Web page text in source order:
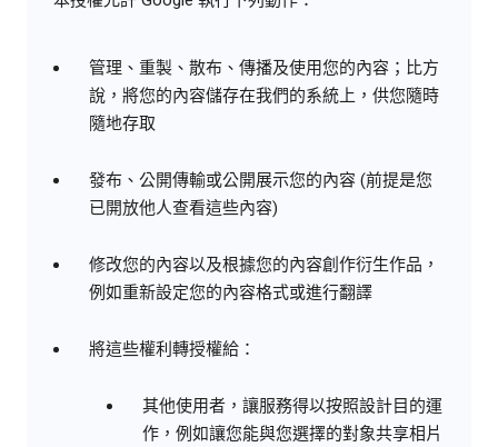
管理、重製、散布、傳播及使用您的內容；比方
說，將您的內容儲存在我們的系統上，供您隨時
隨地存取
發布、公開傳輸或公開展示您的內容 (前提是您
已開放他人查看這些內容)
修改您的內容以及根據您的內容創作衍生作品，
例如重新設定您的內容格式或進行翻譯
將這些權利轉授權給：
其他使用者，讓服務得以按照設計目的運
作，例如讓您能與您選擇的對象共享相片